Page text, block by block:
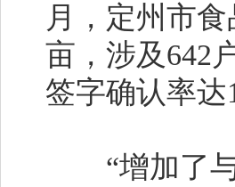
月，定州市
亩，涉及642
签字确认率达
“增加了与